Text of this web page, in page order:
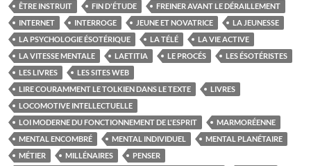
ÊTRE INSTRUIT
FIN D'ÉTUDE
FREINER AVANT LE DÉRAILLEMENT
INTERNET
INTERROGE JEUNE ET NOVATRICE
LA JEUNESSE
LA PSYCHOLOGIE ÉSOTÉRIQUE
LA TÉLÉ
LA VIE ACTIVE
LA VITESSE MENTALE
LAETITIA LE PROCÉS
LES ÉSOTÉRISTES
LES LIVRES
LES SITES WEB
LIRE COURAMMENT LE TOLKIEN DANS LE TEXTE
LIVRES
LOCOMOTIVE INTELLECTUELLE
LOI MODERNE DU FONCTIONNEMENT DE L'ESPRIT
MARMORÉENNE
MENTAL ENCOMBRÉ
MENTAL INDIVIDUEL
MENTAL PLANÉTAIRE
MÉTIER
MILLÉNAIRES
PENSER